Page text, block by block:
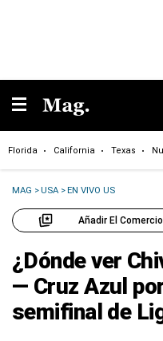
Florida California Texas
MAG >USA >EN VIVO US
Añadir El
¿Dónde ver
— Cruz Azul
semifinal de